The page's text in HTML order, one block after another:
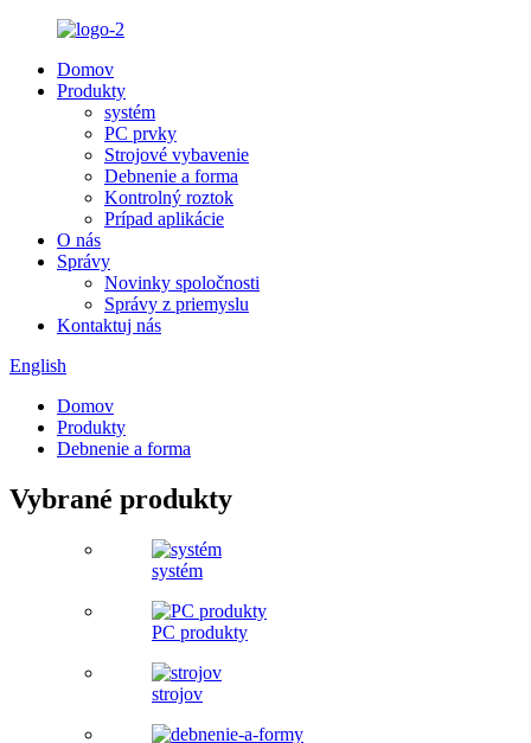
Domov
Produkty
systém
PC prvky
Strojové vybavenie
Debnenie a forma
Kontrolný roztok
Prípad aplikácie
O nás
Správy
Novinky spoločnosti
Správy z priemyslu
Kontaktuj nás
English
Domov
Produkty
Debnenie a forma
Vybrané produkty
systém
PC produkty
strojov